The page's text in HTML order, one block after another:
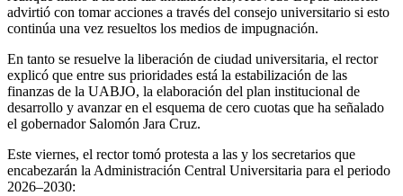
advirtió con tomar acciones a través del consejo universitario si esto
continúa una vez resueltos los medios de impugnación.
En tanto se resuelve la liberación de ciudad universitaria, el rector
explicó que entre sus prioridades está la estabilización de las
finanzas de la UABJO, la elaboración del plan institucional de
desarrollo y avanzar en el esquema de cero cuotas que ha señalado
el gobernador Salomón Jara Cruz.
Este viernes, el rector tomó protesta a las y los secretarios que
encabezarán la Administración Central Universitaria para el periodo
2026–2030: